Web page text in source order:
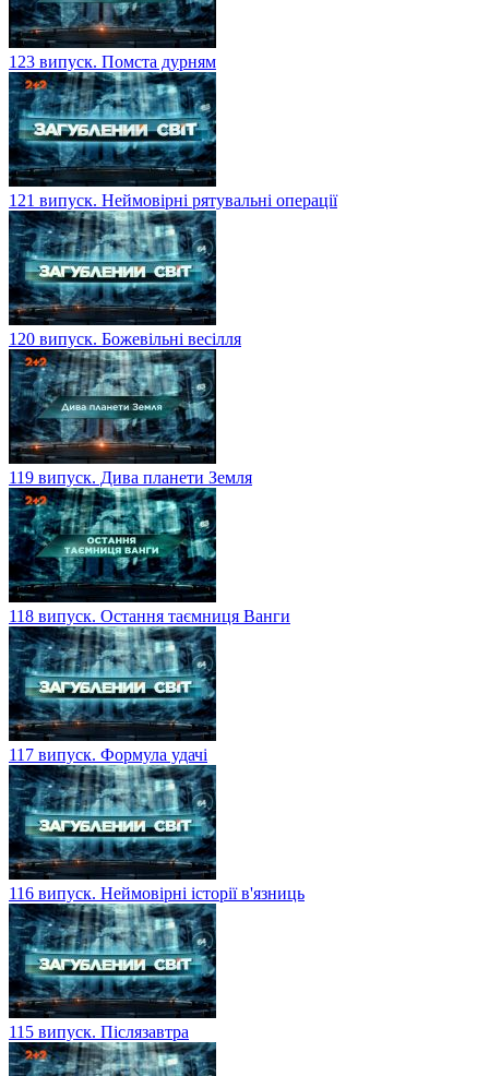
123 випуск. Помста дурням
121 випуск. Неймовірні рятувальні операції
120 випуск. Божевільні весілля
119 випуск. Дива планети Земля
118 випуск. Остання таємниця Ванги
117 випуск. Формула удачі
116 випуск. Неймовірні історії в'язниць
115 випуск. Післязавтра